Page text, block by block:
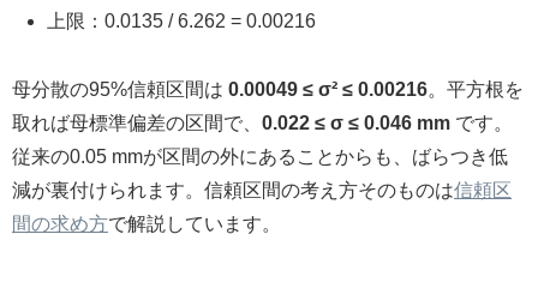
上限：0.0135 / 6.262 = 0.00216
母分散の95%信頼区間は 0.00049 ≤ σ² ≤ 0.00216。平方根を
取れば母標準偏差の区間で、 0.022 ≤ σ ≤ 0.046 mm です。
従来の0.05 mmが区間の外にあることからも、ばらつき低
減が裏付けられます。信頼区間の考え方そのものは信頼区
間の求め方で解説しています。